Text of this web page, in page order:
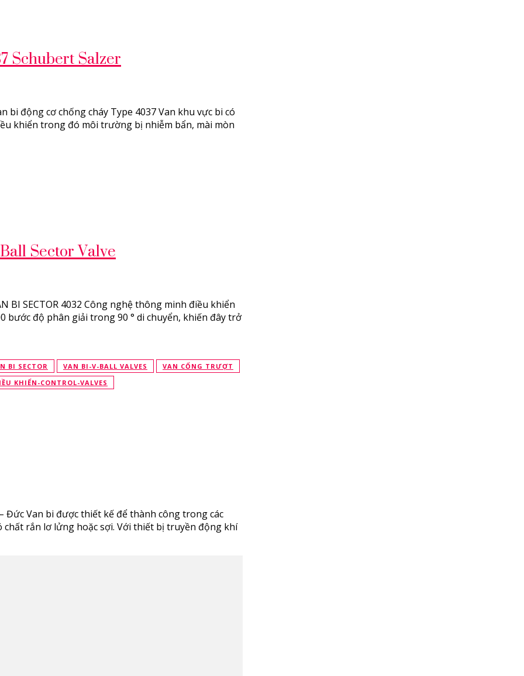
Schubert Salzer
bi động cơ chống cháy Type 4037 Van khu vực bi có
khiển trong đó môi trường bị nhiễm bẩn, mài mòn
Sector Valve
BI SECTOR 4032 Công nghệ thông minh điều khiển
bước độ phân giải trong 90 ° di chuyển, khiến đây trở
BI SECTOR VAN BI-V-BALL VALVES
VAN CỔNG TRƯỢT
KHIỂN-CONTROL-VALVES
Đức Van bi được thiết kế để thành công trong các
rắn lơ lửng hoặc sợi. Với thiết bị truyền động khí